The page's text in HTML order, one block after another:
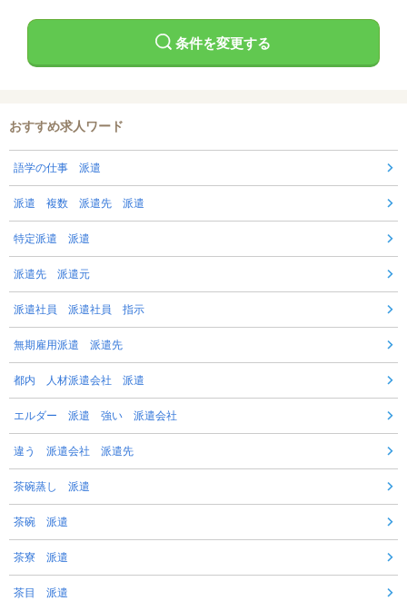
条件を変更する
おすすめ求人ワード
語学の仕事 派遣
派遣 複数 派遣先 派遣
特定派遣 派遣
派遣先 派遣元
派遣社員 派遣社員 指示
無期雇用派遣 派遣先
都内 人材派遣会社 派遣
エルダー 派遣 強い 派遣会社
違う 派遣会社 派遣先
茶碗蒸し 派遣
茶碗 派遣
茶寮 派遣
茶目 派遣